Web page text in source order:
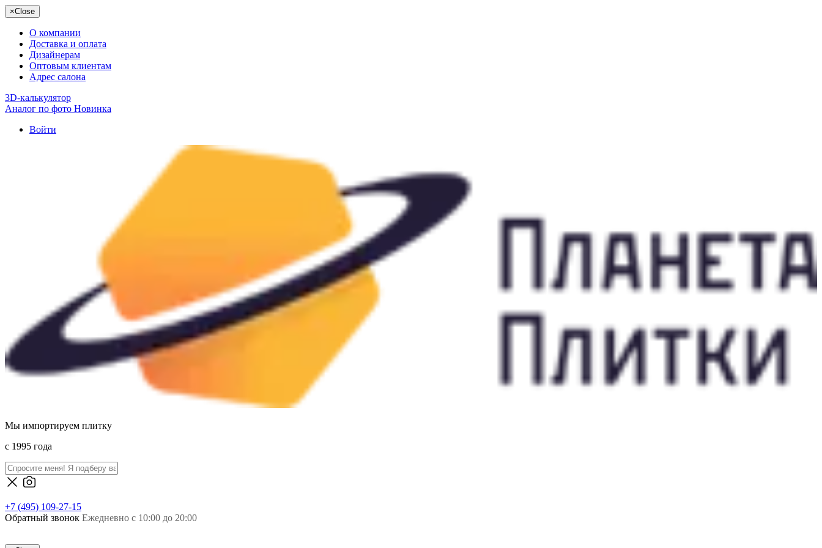
×Close
О компании
Доставка и оплата
Дизайнерам
Оптовым клиентам
Адрес салона
3D-калькулятор
Аналог по фото Новинка
Войти
Мы импортируем плитку
c 1995 года
+7 (495) 109-27-15
Обратный звонок Ежедневно с 10:00 до 20:00